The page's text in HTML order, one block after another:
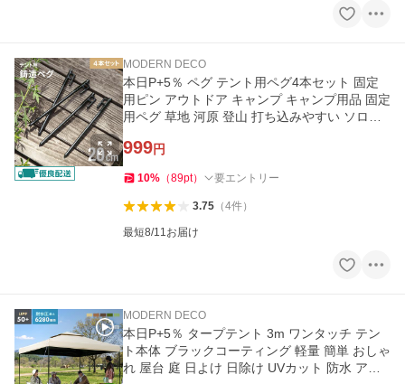
MODERN DECO
本日P+5％ ペグ テント用ペグ4本セット 固定
用ピン アウトドア キャンプ キャンプ用品 固定
用ペグ 草地 河原 登山 打ち込みやすい ソロキ
999円
10% （89pt） 要エントリー
3.75（4件）
最短8/11お届け
MODERN DECO
本日P+5％ タープテント 3m ワンタッチ テン
ト本体 ブラックコーティング 軽量 簡単 おしゃ
れ 屋台 庭 日よけ 日除け UVカット 防水 アウ